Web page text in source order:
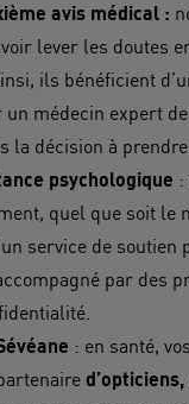
avis médical :
lever les doutes
ils bénéficient
médecin expert
la décision à
psychologique
quel que soit le
service de soutien
par des
: en santé,